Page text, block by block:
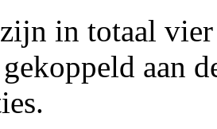
in totaal
aan